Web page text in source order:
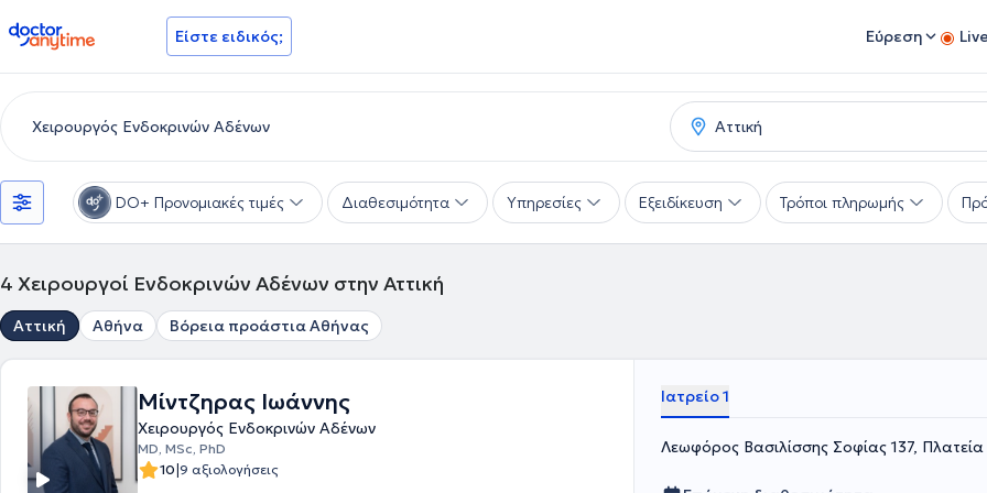
doctoranytime Είστε ειδικός; Εύρεση
DO+ Προνομιακές τιμές Διαθεσιμότητα Υπηρεσίες Εξειδίκευση Τρόποι πληρωμής
4 Χειρουργοί Ενδοκρινών Αδένων στην Αττική
Αττική Αθήνα Βόρεια προάστια Αθήνας
Μίντζηρας Ιωάννης
Χειρουργός Ενδοκρινών Αδένων
MD, MSc, PhD
10|9 αξιολογήσεις
Ιατρείο 1
Λεωφόρος Βασιλίσσης Σοφίας 137,